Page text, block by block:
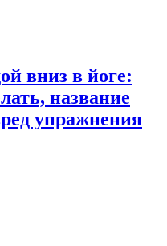
вниз в йоге:
название
упражнения